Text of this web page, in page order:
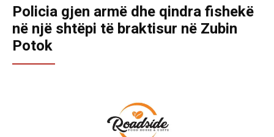
Policia gjen armë dhe qindra fishekë
në një shtëpi të braktisur në Zubin
Potok